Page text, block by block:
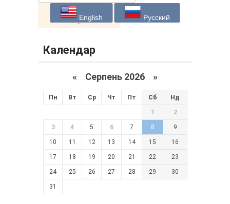
English Русский
Календар
« Серпень 2026 »
Пн Вт Ср Чт Пт Сб Нд
1 2
3 4 5 6 7 8 9
10 11 12 13 14 15 16
17 18 19 20 21 22 23
24 25 26 27 28 29 30
31